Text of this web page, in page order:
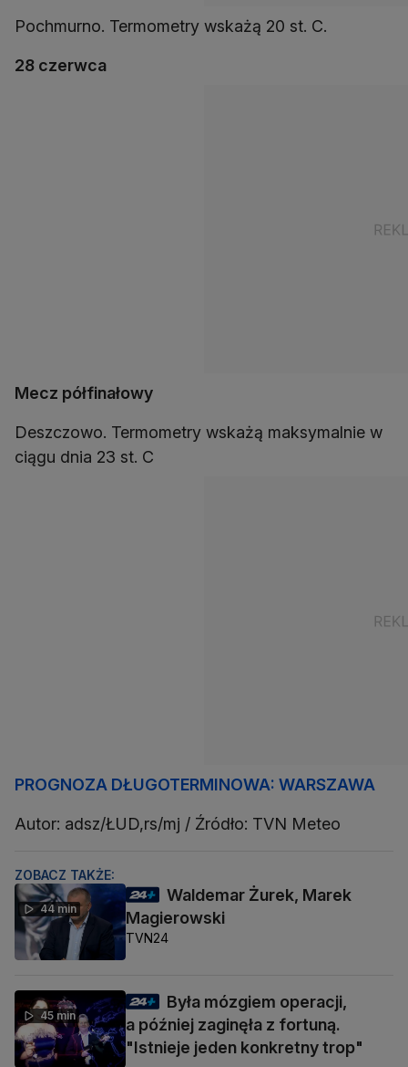
Pochmurno. Termometry wskażą 20 st. C.
28 czerwca
Mecz półfinałowy
Deszczowo. Termometry wskażą maksymalnie w
ciągu dnia 23 st. C
PROGNOZA DŁUGOTERMINOWA: WARSZAWA
Autor: adsz/ŁUD,rs/mj / Źródło: TVN Meteo
ZOBACZ TAKŻE:
44 min
Waldemar Żurek, Marek
Magierowski
TVN24
45 min
Była mózgiem operacji,
a później zaginęła z fortuną.
"Istnieje jeden konkretny trop"